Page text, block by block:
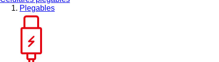
Plegables